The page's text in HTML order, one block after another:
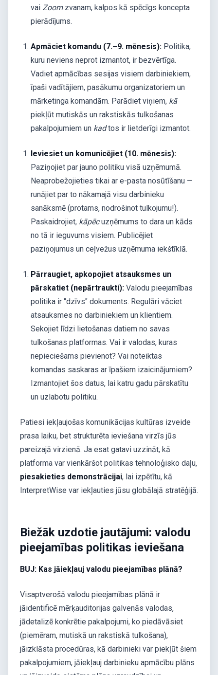
vai Zoomzvanam, kalpos kā spēcīgs koncepta
pierādījums.
Apmāciet komandu (7.–9. mēnesis): Politika,
kuru neviens neprot izmantot, ir bezvērtīga.
Vadiet apmācības sesijas visiem darbiniekiem,
īpaši vadītājiem, pasākumu organizatoriem un
mārketinga komandām. Parādiet viņiem, kā
piekļūt mutiskās un rakstiskās tulkošanas
pakalpojumiem un kadtos ir lietderīgi izmantot.
Ieviesiet un komunicējiet (10. mēnesis):
Paziņojiet par jauno politiku visā uzņēmumā.
Neaprobežojieties tikai ar e-pasta nosūtīšanu —
runājiet par to nākamajā visu darbinieku
sanāksmē (protams, nodrošinot tulkojumu!).
Paskaidrojiet, kāpēcuzņēmums to dara un kāds
no tā ir ieguvums visiem. Publicējiet
paziņojumus un ceļvežus uzņēmuma iekštīklā.
Pārraugiet, apkopojiet atsauksmes un
pārskatiet (nepārtraukti): Valodu pieejamības
politika ir "dzīvs" dokuments. Regulāri vāciet
atsauksmes no darbiniekiem un klientiem.
Sekojiet līdzi lietošanas datiem no savas
tulkošanas platformas. Vai ir valodas, kuras
nepieciešams pievienot? Vai noteiktas
komandas saskaras ar īpašiem izaicinājumiem?
Izmantojiet šos datus, lai katru gadu pārskatītu
un uzlabotu politiku.
Patiesi iekļaujošas komunikācijas kultūras izveide
prasa laiku, bet strukturēta ieviešana virzīs jūs
pareizajā virzienā. Ja esat gatavi uzzināt, kā
platforma var vienkāršot politikas tehnoloģisko daļu,
piesakieties demonstrācijai, lai izpētītu, kā
InterpretWise var iekļauties jūsu globālajā stratēģijā.
Biežāk uzdotie jautājumi: valodu
pieejamības politikas ieviešana
BUJ: Kas jāiekļauj valodu pieejamības plānā?
Visaptverošā valodu pieejamības plānā ir
jāidentificē mērķauditorijas galvenās valodas,
jādetalizē konkrētie pakalpojumi, ko piedāvāsiet
(piemēram, mutiskā un rakstiskā tulkošana),
jāizklāsta procedūras, kā darbinieki var piekļūt šiem
pakalpojumiem, jāiekļauj darbinieku apmācību plāns